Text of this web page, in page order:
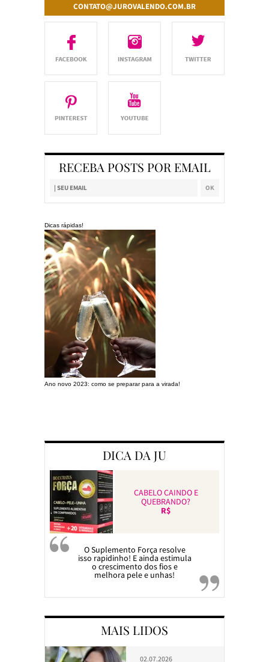
CONTATO@JUROVALENDO.COM.BR
RECEBA POSTS POR EMAIL
Dicas rápidas!
Ano novo 2023: como se preparar para a virada!
DICA DA JU
CABELO CAINDO E
QUEBRANDO?
R$
O Suplemento Força resolve
isso rapidinho! E ainda estimula
o crescimento dos fios e
melhora pele e unhas!
MAIS LIDOS
02.07.2026